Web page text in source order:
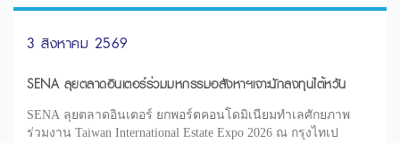
3 สิงหาคม 2569
SENA ลุยตลาดอินเตอร์ร่วมมหกรรมอสังหาฯเจาะนักลงทุนไต้หวัน
SENA ลุยตลาดอินเตอร์ ยกพอร์ตคอนโดมิเนียมทำเลศักยภาพ
ร่วมงาน Taiwan International Estate Expo 2026 ณ กรุงไทเป